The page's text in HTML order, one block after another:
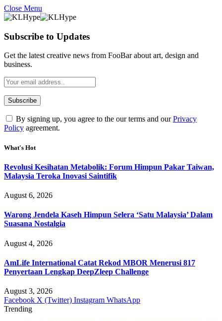
Close Menu
Subscribe to Updates
Get the latest creative news from FooBar about art, design and
business.
By signing up, you agree to the our terms and ourPrivacy
Policy agreement.
What's Hot
Revolusi Kesihatan Metabolik: Forum Himpun Pakar Taiwan,
Malaysia Teroka Inovasi Saintifik
August 6, 2026
Warong Jendela Kaseh Himpun Selera ‘Satu Malaysia’ Dalam
Suasana Nostalgia
August 4, 2026
AmLife International Catat Rekod MBOR Menerusi 817
Penyertaan Lengkap DeepZleep Challenge
August 3, 2026
Facebook X (Twitter) Instagram WhatsApp
Trending